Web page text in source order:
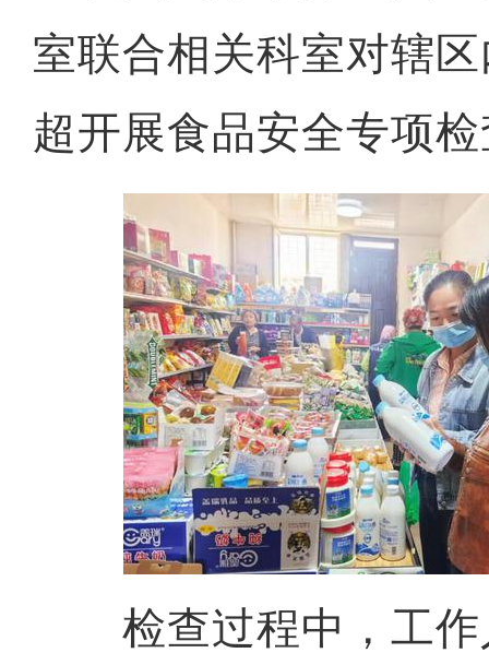
室联合相关科室对辖
超开展食品安全专项
检查过程中，工作